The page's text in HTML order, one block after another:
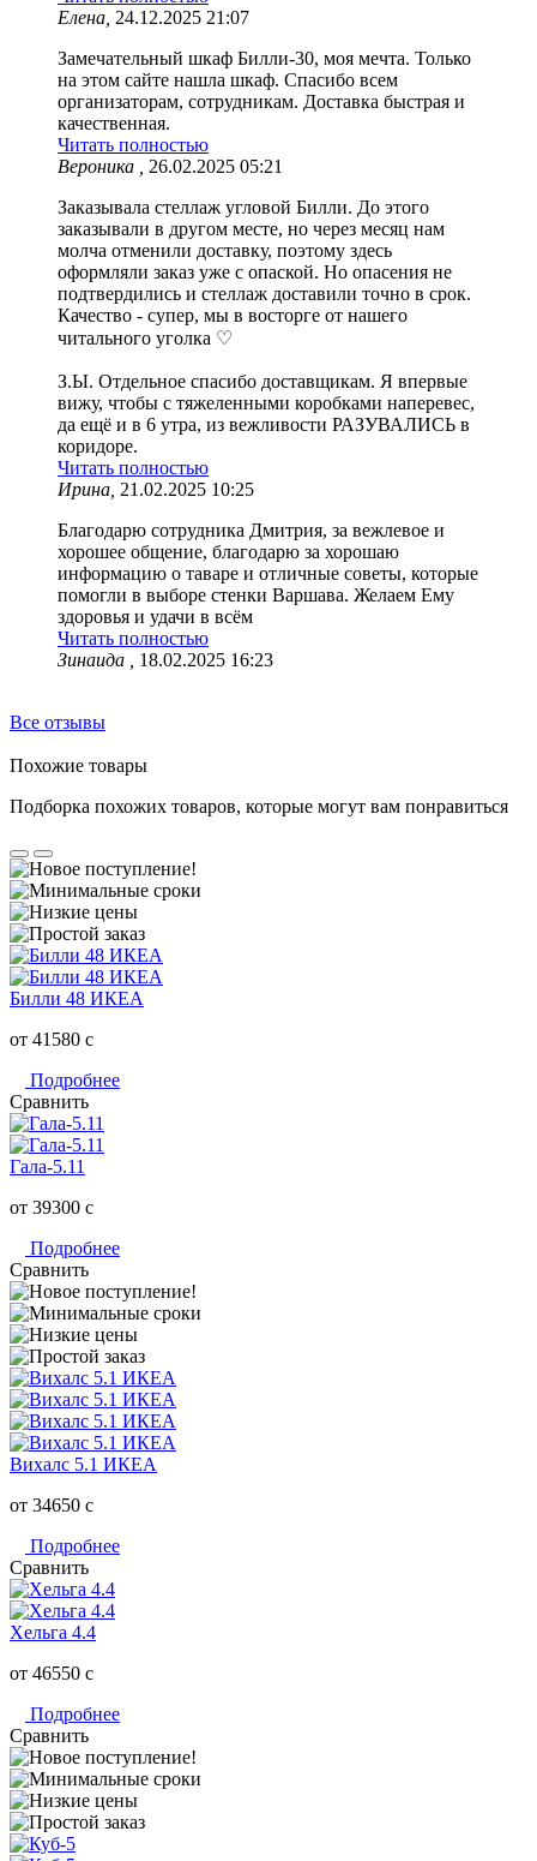
Елена, 24.12.2025 21:07
Замечательный шкаф Билли-30, моя мечта. Только
на этом сайте нашла шкаф. Спасибо всем
организаторам, сотрудникам. Доставка быстрая и
качественная.
Читать полностью
Вероника ,
26.02.2025 05:21
Заказывала стеллаж угловой Билли. До этого
заказывали в другом месте, но через месяц нам
молча отменили доставку, поэтому здесь
оформляли заказ уже с опаской. Но опасения не
подтвердились и стеллаж доставили точно в срок.
Качество - супер, мы в восторге от нашего
читального уголка ♡
З.Ы. Отдельное спасибо доставщикам. Я впервые
вижу, чтобы с тяжеленными коробками наперевес,
да ещё и в 6 утра, из вежливости РАЗУВАЛИСЬ в
коридоре.
Читать полностью
Ирина, 21.02.2025 10:25
Благодарю сотрудника Дмитрия, за вежлевое и
хорошее общение, благодарю за хорошаю
информацию о таваре и отличные советы, которые
помогли в выборе стенки Варшава. Желаем Ему
здоровья и удачи в всём
Читать полностью
Зинаида ,
18.02.2025 16:23
Все отзывы
Похожие товары
Подборка похожих товаров, которые могут вам понравиться
Билли 48 ИКЕА
от 41580 c
Подробнее
Сравнить
Гала-5.11
от 39300 c
Подробнее
Сравнить
Вихалс 5.1 ИКЕА
от 34650 c
Подробнее
Сравнить
Хельга 4.4
от 46550 c
Подробнее
Сравнить